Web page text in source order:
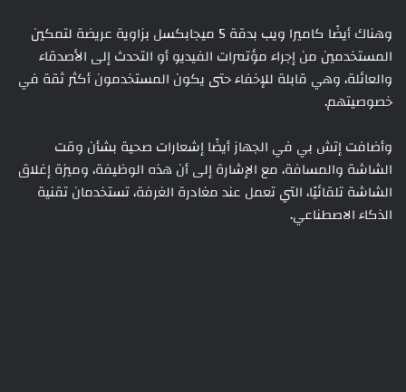
وهناك أيضًا كاميرا ويب بدقة 5 ميجابكسل بزاوية عريضة لتمكين
المستخدمين من إجراء مؤتمرات الفيديو أو التحدث إلى الأصدقاء
والعائلة، وهي قابلة للإخفاء حتى يكون المستخدمون أكثر ثقة في
خصوصيتهم.
وأضافت إتش بي في الجهاز أيضًا إشعارات صحية بشأن وقت
الشاشة والمسافة، مع الإشارة إلى أن هذه الوظيفة، وميزة إغلاق
الشاشة تلقائيًا، التي تعمل عند مغادرة الغرفة، تستخدمان تقنية
الذكاء الاصطناعي.